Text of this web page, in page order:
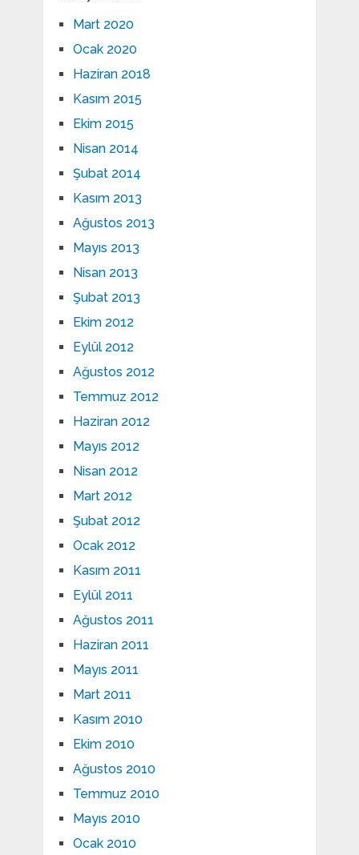
Mart 2020
Ocak 2020
Haziran 2018
Kasım 2015
Ekim 2015
Nisan 2014
Şubat 2014
Kasım 2013
Ağustos 2013
Mayıs 2013
Nisan 2013
Şubat 2013
Ekim 2012
Eylül 2012
Ağustos 2012
Temmuz 2012
Haziran 2012
Mayıs 2012
Nisan 2012
Mart 2012
Şubat 2012
Ocak 2012
Kasım 2011
Eylül 2011
Ağustos 2011
Haziran 2011
Mayıs 2011
Mart 2011
Kasım 2010
Ekim 2010
Ağustos 2010
Temmuz 2010
Mayıs 2010
Ocak 2010